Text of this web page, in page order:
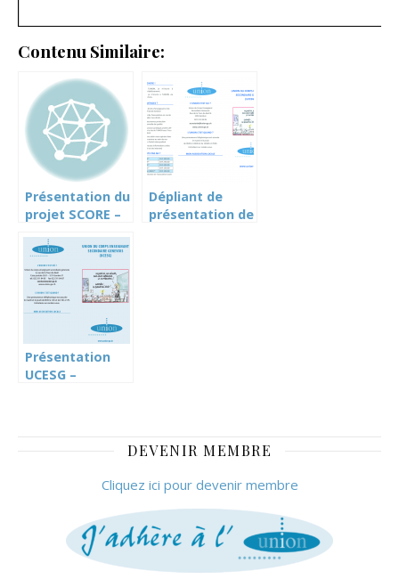
Contenu Similaire:
Présentation du
projet SCORE –
trompe l’oeil –
nov.2017
Dépliant de
présentation de
Présentation
UCESG –
DEVENIR MEMBRE
Cliquez ici pour devenir membre